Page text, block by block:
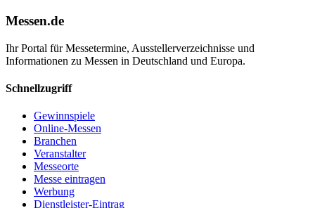
Messen.de
Ihr Portal für Messetermine, Ausstellerverzeichnisse und
Informationen zu Messen in Deutschland und Europa.
Schnellzugriff
Gewinnspiele
Online-Messen
Branchen
Veranstalter
Messeorte
Messe eintragen
Werbung
Dienstleister-Eintrag